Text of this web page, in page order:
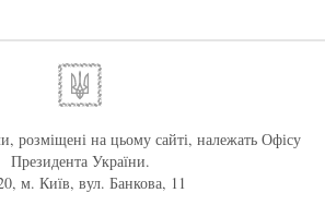
розміщені на цьому сайті, належать Офісу
Президента України.
м. Київ, вул. Банкова, 11